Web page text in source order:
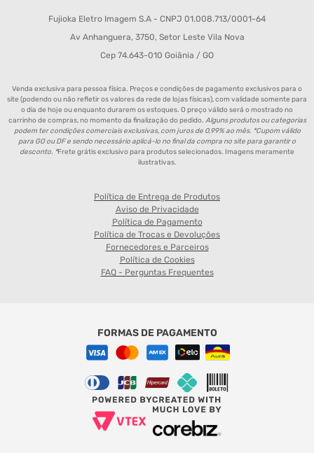
Fujioka Eletro Imagem S.A - CNPJ 01.008.713/0001-64
Av Anhanguera, 3750, Setor Leste Vila Nova
Cep 74.643-010 Goiânia / GO
Venda exclusiva para pessoa física. Preços e condições de pagamento exclusivos para o
site (podendo ou não refletir os valores da rede de lojas físicas), com validade somente para
o dia de hoje ou enquanto durarem os estoques. O preço válido será o mostrado no
carrinho de compras, no momento da finalização do pedido. Alguns produtos ou categorias
podem ter condições comerciais exclusivas, com juros de 0,99% ao mês. *Cupom válido
para GO ou DF e sendo necessário aplicá-lo no final da compra no site para garantir o
desconto. *Frete grátis exclusivo para produtos selecionados. Imagens meramente
ilustrativas.
Política de Entrega de Produtos
Aviso de Privacidade
Política de Pagamento
Política de Trocas e Devoluções
Fornecedores e Parceiros
Política de Cookies
FAQ - Perguntas Frequentes
FORMAS DE PAGAMENTO